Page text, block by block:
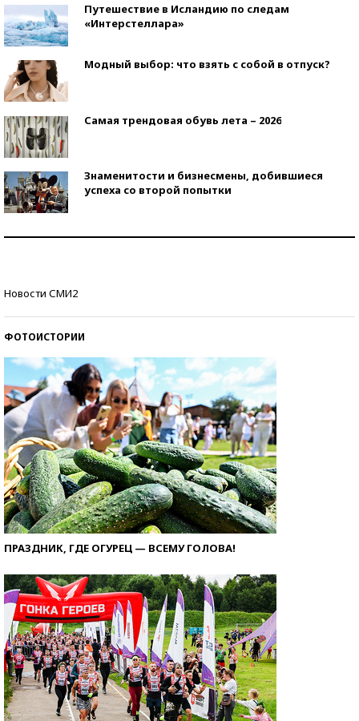
Путешествие в Исландию по следам
«Интерстеллара»
Модный выбор: что взять с собой в отпуск?
Самая трендовая обувь лета – 2026
Знаменитости и бизнесмены, добившиеся
успеха со второй попытки
Новости СМИ2
ФОТОИСТОРИИ
ПРАЗДНИК, ГДЕ ОГУРЕЦ — ВСЕМУ ГОЛОВА!